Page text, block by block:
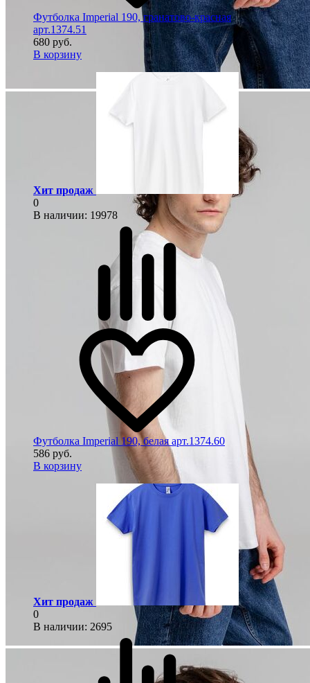
Футболка Imperial 190, гранатово-красная
арт.1374.51
680 руб.
В корзину
Хит продаж
0
В наличии: 19978
Футболка Imperial 190, белая арт.1374.60
586 руб.
В корзину
Хит продаж
0
В наличии: 2695